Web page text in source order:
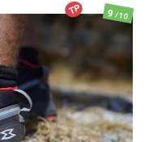
9/10
TP